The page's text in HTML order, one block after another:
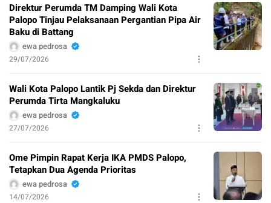
Direktur Perumda TM Damping Wali Kota
Palopo Tinjau Pelaksanaan Pergantian Pipa Air
Baku di Battang
ewa pedrosa
29/07/2026
Wali Kota Palopo Lantik Pj Sekda dan Direktur
Perumda Tirta Mangkaluku
ewa pedrosa
27/07/2026
Ome Pimpin Rapat Kerja IKA PMDS Palopo,
Tetapkan Dua Agenda Prioritas
ewa pedrosa
14/07/2026